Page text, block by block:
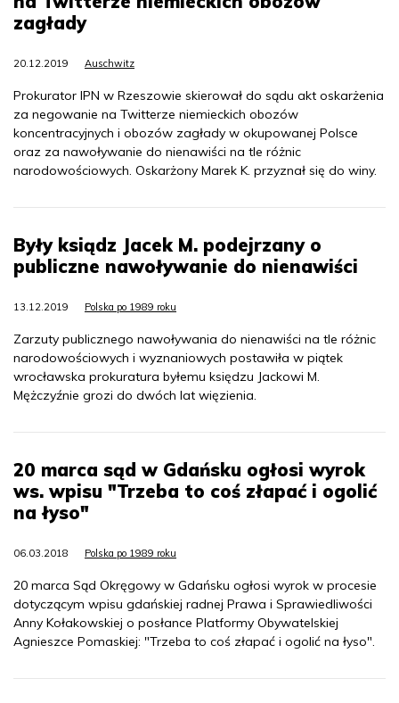
zagłady
20.12.2019 Auschwitz
Prokurator IPN w Rzeszowie skierował do sądu akt oskarżenia
za negowanie na Twitterze niemieckich obozów
koncentracyjnych i obozów zagłady w okupowanej Polsce
oraz za nawoływanie do nienawiści na tle różnic
narodowościowych. Oskarżony Marek K. przyznał się do winy.
Były ksiądz Jacek M. podejrzany o
publiczne nawoływanie do nienawiści
13.12.2019 Polska po 1989 roku
Zarzuty publicznego nawoływania do nienawiści na tle różnic
narodowościowych i wyznaniowych postawiła w piątek
wrocławska prokuratura byłemu księdzu Jackowi M.
Mężczyźnie grozi do dwóch lat więzienia.
20 marca sąd w Gdańsku ogłosi wyrok
ws. wpisu "Trzeba to coś złapać i ogolić
na łyso"
06.03.2018 Polska po 1989 roku
20 marca Sąd Okręgowy w Gdańsku ogłosi wyrok w procesie
dotyczącym wpisu gdańskiej radnej Prawa i Sprawiedliwości
Anny Kołakowskiej o posłance Platformy Obywatelskiej
Agnieszce Pomaskiej: "Trzeba to coś złapać i ogolić na łyso".